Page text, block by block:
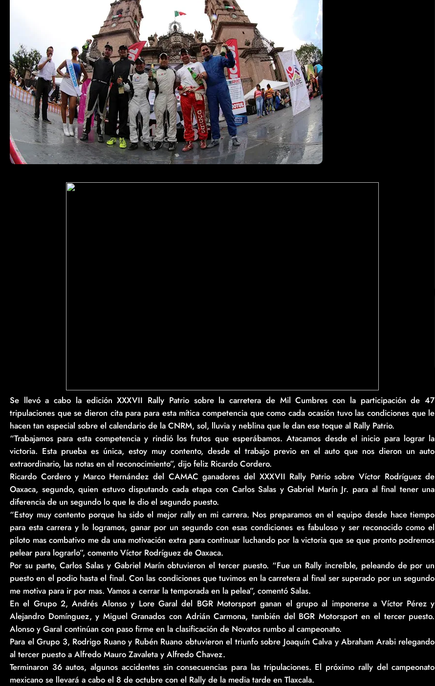
Se llevó a cabo la edición XXXVII Rally Patrio sobre la carretera de Mil Cumbres con la participación de 47
tripulaciones que se dieron cita para para esta mítica competencia que como cada ocasión tuvo las condiciones que le
hacen tan especial sobre el calendario de la CNRM, sol, lluvia y neblina que le dan ese toque al Rally Patrio.
“Trabajamos para esta competencia y rindió los frutos que esperábamos. Atacamos desde el inicio para lograr la
victoria. Esta prueba es única, estoy muy contento, desde el trabajo previo en el auto que nos dieron un auto
extraordinario, las notas en el reconocimiento”, dijo feliz Ricardo Cordero.
Ricardo Cordero y Marco Hernández del CAMAC ganadores del XXXVII Rally Patrio sobre Víctor Rodríguez de
Oaxaca, segundo, quien estuvo disputando cada etapa con Carlos Salas y Gabriel Marín Jr. para al final tener una
diferencia de un segundo lo que le dio el segundo puesto.
“Estoy muy contento porque ha sido el mejor rally en mi carrera. Nos preparamos en el equipo desde hace tiempo
para esta carrera y lo logramos, ganar por un segundo con esas condiciones es fabuloso y ser reconocido como el
piloto mas combativo me da una motivación extra para continuar luchando por la victoria que se que pronto podremos
pelear para lograrlo”, comento Víctor Rodríguez de Oaxaca.
Por su parte, Carlos Salas y Gabriel Marín obtuvieron el tercer puesto. “Fue un Rally increíble, peleando de por un
puesto en el podio hasta el final. Con las condiciones que tuvimos en la carretera al final ser superado por un segundo
me motiva para ir por mas. Vamos a cerrar la temporada en la pelea”, comentó Salas.
En el Grupo 2, Andrés Alonso y Lore Garal del BGR Motorsport ganan el grupo al imponerse a Víctor Pérez y
Alejandro Domínguez, y Miguel Granados con Adrián Carmona, también del BGR Motorsport en el tercer puesto.
Alonso y Garal continúan con paso firme en la clasificación de Novatos rumbo al campeonato.
Para el Grupo 3, Rodrigo Ruano y Rubén Ruano obtuvieron el triunfo sobre Joaquín Calva y Abraham Arabi relegando
al tercer puesto a Alfredo Mauro Zavaleta y Alfredo Chavez.
Terminaron 36 autos, algunos accidentes sin consecuencias para las tripulaciones. El próximo rally del campeonato
mexicano se llevará a cabo el 8 de octubre con el Rally de la media tarde en Tlaxcala.